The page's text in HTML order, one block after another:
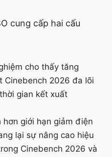
cung cấp hai cấu
cho thấy tăng
Cinebench 2026 đa lõi
gian kết xuất
giới hạn giảm điện
lại sự nâng cao hiệu
Cinebench 2026 và